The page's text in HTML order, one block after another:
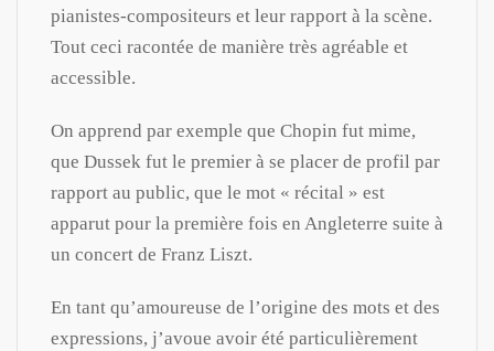
pianistes-compositeurs et leur rapport à la scène.
Tout ceci racontée de manière très agréable et
accessible.
On apprend par exemple que Chopin fut mime,
que Dussek fut le premier à se placer de profil par
rapport au public, que le mot « récital » est
apparut pour la première fois en Angleterre suite à
un concert de Franz Liszt.
En tant qu’amoureuse de l’origine des mots et des
expressions, j’avoue avoir été particulièrement